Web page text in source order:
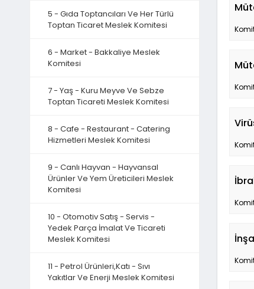
5 - Gıda Toptancıları Ve Her Türlü
Toptan Ticaret Meslek Komitesi
6 - Market - Bakkaliye Meslek
Komitesi
7 - Yaş - Kuru Meyve Ve Sebze
Toptan Ticareti Meslek Komitesi
8 - Cafe - Restaurant - Catering
Hizmetleri Meslek Komitesi
9 - Canlı Hayvan - Hayvansal
Ürünler Ve Yem Üreticileri Meslek
Komitesi
10 - Otomotiv Satış - Servis -
Yedek Parça İmalat Ve Ticareti
Meslek Komitesi
11 - Petrol Ürünleri,Katı - Sıvı
Yakıtlar Ve Enerji Meslek Komitesi